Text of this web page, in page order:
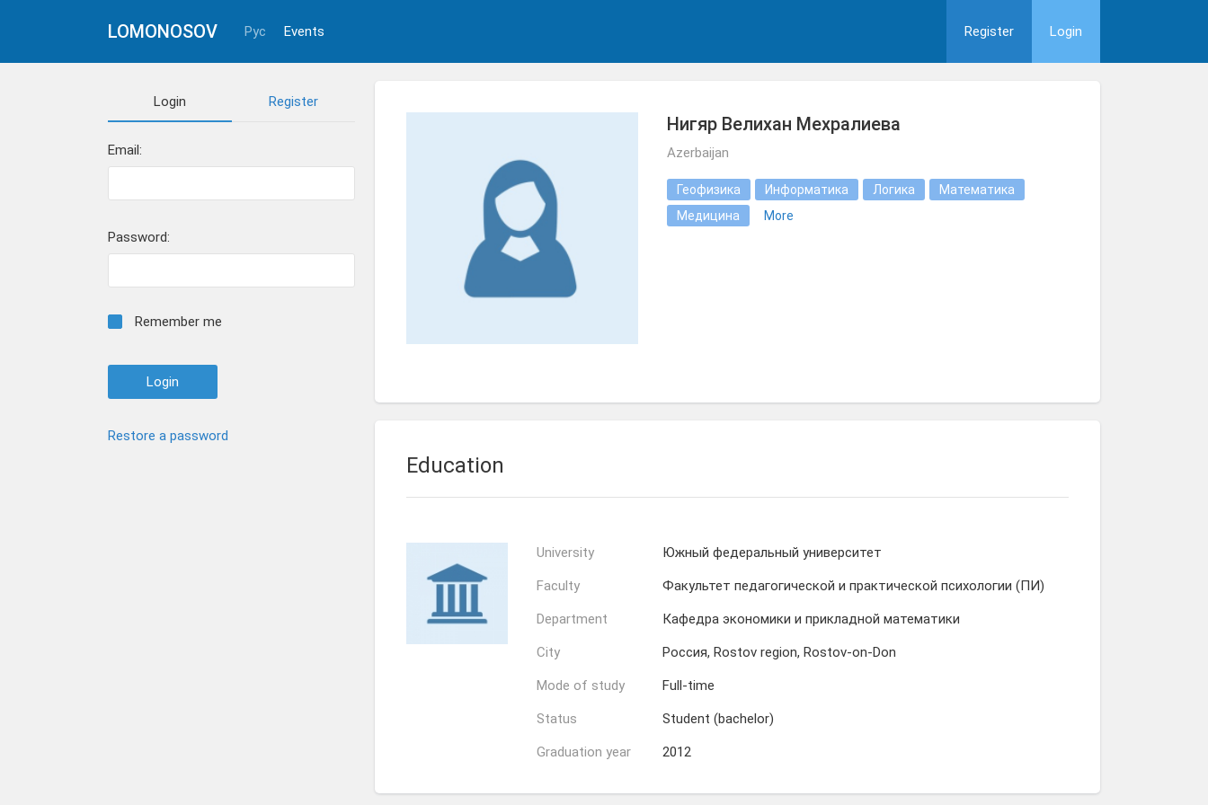
LOMONOSOV Рус Events Register Login
Login Register
Email:
Password:
Remember me
Restore a password
Нигяр Велихан Мехралиева
Azerbaijan
Геофизика Информатика Логика
Математика
Медицина
More
Education
University Южный федеральный университет
Faculty Факультет педагогической и практической психологии (ПИ)
Department Кафедра экономики и прикладной математики
City Россия, Rostov region, Rostov-on-Don
Mode of study Full-time
Status Student (bachelor)
Graduation year 2012